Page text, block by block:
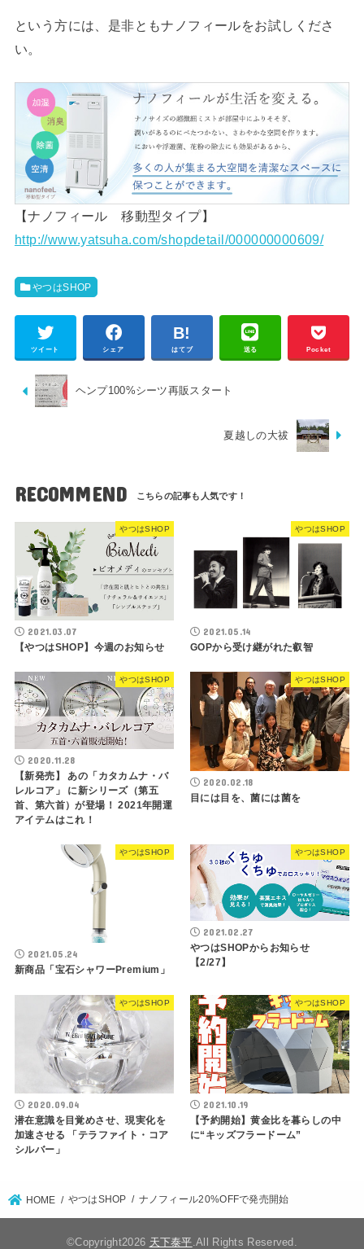
という方には、是非ともナノフィールをお試しくださ
い。
【ナノフィール 移動型タイプ】
http://www.yatsuha.com/shopdetail/000000000609/
やつはSHOP
ツイート シェア はてブ 送る Pocket
ヘンプ100%シーツ再販スタート
夏越しの大祓
RECOMMEND
やつはSHOP
2021.03.07
【やつはSHOP】今週のお知らせ
やつはSHOP
2021.05.14
GOPから受け継がれた叡智
やつはSHOP
2020.11.28
【新発売】 あの「カタカムナ・バ
レルコア」 に新シリーズ（第五
首、第六首）が登場！ 2021年開運
アイテムはこれ！
やつはSHOP
2020.02.18
目には目を、菌には菌を
やつはSHOP
2021.05.24
新商品「宝石シャワーPremium」
やつはSHOP
2021.02.27
やつはSHOPからお知らせ
【2/27】
やつはSHOP
2020.09.04
潜在意識を目覚めさせ、現実化を
加速させる 「テラファイト・コア
シルバー」
やつはSHOP
2021.10.19
【予約開始】黄金比を暮らしの中
に“キッズフラードーム”
HOME やつはSHOP ナノフィール20%OFFで発売開始
©Copyright2026 天下泰平.All Rights Reserved.